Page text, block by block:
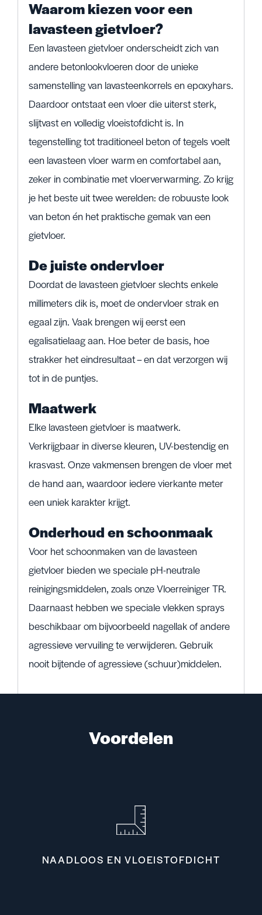
Waarom kiezen voor een
lavasteen gietvloer?
Een lavasteen gietvloer onderscheidt zich van
andere betonlookvloeren door de unieke
samenstelling van lavasteenkorrels en epoxyhars.
Daardoor ontstaat een vloer die uiterst sterk,
slijtvast en volledig vloeistofdicht is. In
tegenstelling tot traditioneel beton of tegels voelt
een lavasteen vloer warm en comfortabel aan,
zeker in combinatie met vloerverwarming. Zo krijg
je het beste uit twee werelden: de robuuste look
van beton én het praktische gemak van een
gietvloer.
De juiste ondervloer
Doordat de lavasteen gietvloer slechts enkele
millimeters dik is, moet de ondervloer strak en
egaal zijn. Vaak brengen wij eerst een
egalisatielaag aan. Hoe beter de basis, hoe
strakker het eindresultaat – en dat verzorgen wij
tot in de puntjes.
Maatwerk
Elke lavasteen gietvloer is maatwerk.
Verkrijgbaar in diverse kleuren, UV-bestendig en
krasvast. Onze vakmensen brengen de vloer met
de hand aan, waardoor iedere vierkante meter
een uniek karakter krijgt.
Onderhoud en schoonmaak
Voor het schoonmaken van de lavasteen
gietvloer bieden we speciale pH-neutrale
reinigingsmiddelen, zoals onze Vloerreiniger TR.
Daarnaast hebben we speciale vlekken sprays
beschikbaar om bijvoorbeeld nagellak of andere
agressieve vervuiling te verwijderen. Gebruik
nooit bijtende of agressieve (schuur)middelen.
Voordelen
NAADLOOS EN VLOEISTOFDICHT